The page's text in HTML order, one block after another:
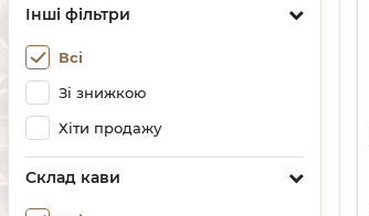
Інші фільтри
Всі
Зі знижкою
Хіти продажу
Склад кави